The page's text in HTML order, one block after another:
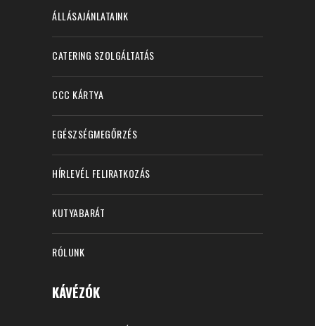
ÁLLÁSAJÁNLATAINK
CATERING SZOLGÁLTATÁS
CCC KÁRTYA
EGÉSZSÉGMEGŐRZÉS
HÍRLEVÉL FELIRATKOZÁS
KUTYABARÁT
RÓLUNK
KÁVÉZÓK